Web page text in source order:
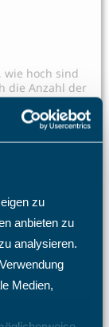
zu
anbieten zu
analysieren.
Medien,
wie hoch sind
die Anzahl der
und
meine
Mitarbeiters?